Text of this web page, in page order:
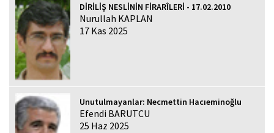
DİRİLİŞ NESLİNİN FİRARÎLERİ - 17.02.2010
Nurullah KAPLAN
17 Kas 2025
Unutulmayanlar: Necmettin Hacıeminoğlu
Efendi BARUTCU
25 Haz 2025